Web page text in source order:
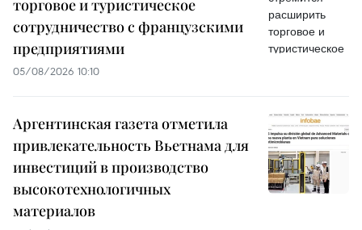
торговое и туристическое
сотрудничество с французскими
предприятиями
05/08/2026 10:10
Аргентинская газета отметила
привлекательность Вьетнама для
инвестиций в производство
высокотехнологичных
материалов